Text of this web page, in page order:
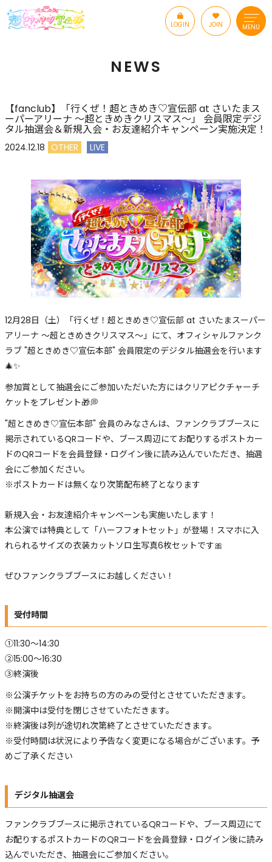
LOGIN JOIN MENU
NEWS
【fanclub】「行くぜ！超ときめき♡宣伝部 at さいたまス
ーパーアリーナ 〜超ときめきクリスマス〜」 会員限定デジ
タル抽選会＆新規入会・お友達紹介キャンペーン実施決定！
2024.12.18 OTHER LIVE
12月28日（土）「行くぜ！超ときめき♡宣伝部 at さいたまスーパー
アリーナ 〜超ときめきクリスマス〜」にて、オフィシャルファンク
ラブ "超ときめき♡宣伝本部" 会員限定のデジタル抽選会を行います
🎄✨
参加賞として抽選会にご参加いただいた方にはクリアピクチャーチ
ケットをプレゼント🎁💭
"超ときめき♡宣伝本部" 会員のみなさんは、ファンクラブブースに
掲示されているQRコードや、ブース周辺にてお配りするポストカー
ドのQRコードを会員登録・ログイン後に読み込んでいただき、抽選
会にご参加ください。
※ポストカードは無くなり次第配布終了となります
新規入会・お友達紹介キャンペーンも実施いたします！
本公演では特典として「ハーフフォトセット」が登場！スマホに入
れられるサイズの衣装カットソロ生写真6枚セットです🎀
ぜひファンクラブブースにお越しください！
受付時間
①11:30〜14:30
②15:00〜16:30
③終演後
※公演チケットをお持ちの方のみの受付とさせていただきます。
※​開演中は受付を閉じさせていただきます。
※終演後は列が途切れ次第終了とさせていただきます。
※受付時間は状況により予告なく変更になる場合がございます。予
めご了承ください
デジタル抽選会
ファンクラブブースに掲示されているQRコードや、ブース周辺にて
お配りするポストカードのQRコードを会員登録・ログイン後に読み
込んでいただき、抽選会にご参加ください。